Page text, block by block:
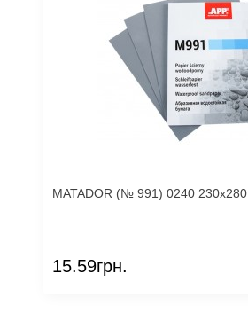
MATADOR (№ 991) 0240 230х280
15.59грн.